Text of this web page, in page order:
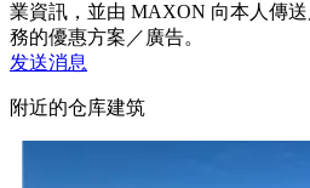
業資訊，並由 MAXON 向本人傳
務的優惠方案／廣告。
发送消息
附近的仓库建筑